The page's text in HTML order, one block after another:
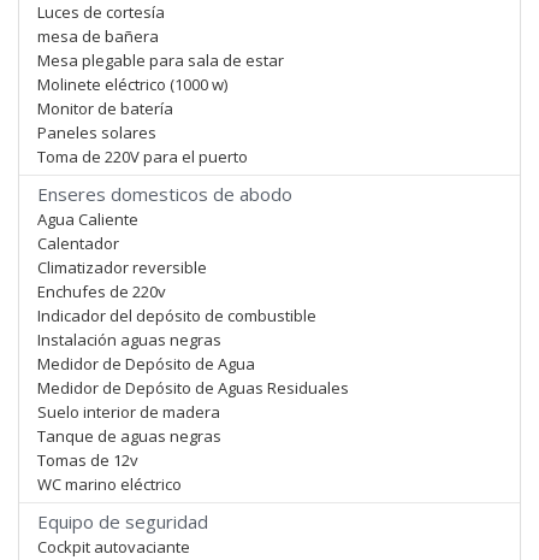
Luces de cortesía
mesa de bañera
Mesa plegable para sala de estar
Molinete eléctrico (1000 w)
Monitor de batería
Paneles solares
Toma de 220V para el puerto
Enseres domesticos de abodo
Agua Caliente
Calentador
Climatizador reversible
Enchufes de 220v
Indicador del depósito de combustible
Instalación aguas negras
Medidor de Depósito de Agua
Medidor de Depósito de Aguas Residuales
Suelo interior de madera
Tanque de aguas negras
Tomas de 12v
WC marino eléctrico
Equipo de seguridad
Cockpit autovaciante